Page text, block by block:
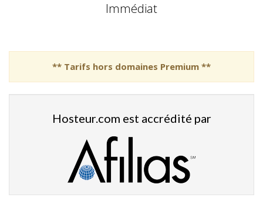
Immédiat
** Tarifs hors domaines Premium **
Hosteur.com est accrédité par